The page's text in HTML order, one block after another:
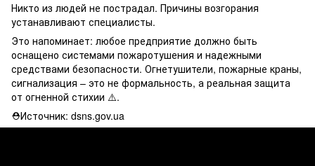
Никто из людей не пострадал. Причины возгорания
устанавливают специалисты.
Это напоминает: любое предприятие должно быть
оснащено системами пожаротушения и надежными
средствами безопасности. Огнетушители, пожарные краны,
сигнализация – это не формальность, а реальная защита
от огненной стихии ⚠️.
⛑Источник: dsns.gov.ua